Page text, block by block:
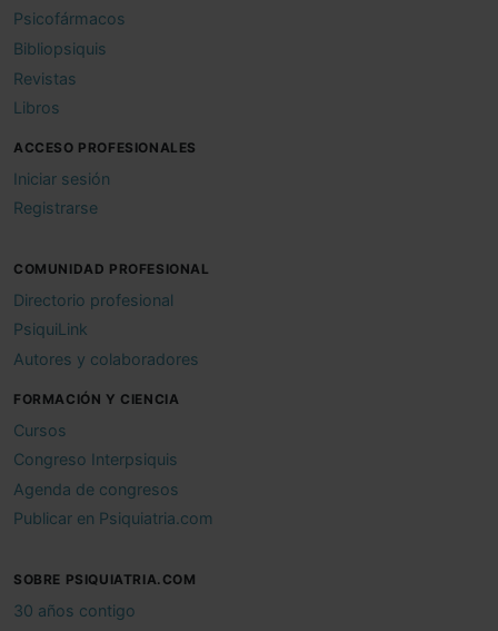
Psicofármacos
Bibliopsiquis
Revistas
Libros
ACCESO PROFESIONALES
Iniciar sesión
Registrarse
COMUNIDAD PROFESIONAL
Directorio profesional
PsiquiLink
Autores y colaboradores
FORMACIÓN Y CIENCIA
Cursos
Congreso Interpsiquis
Agenda de congresos
Publicar en Psiquiatria.com
SOBRE PSIQUIATRIA.COM
30 años contigo